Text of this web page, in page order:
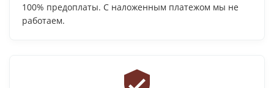
100% предоплаты. С наложенным платежом мы не
работаем.